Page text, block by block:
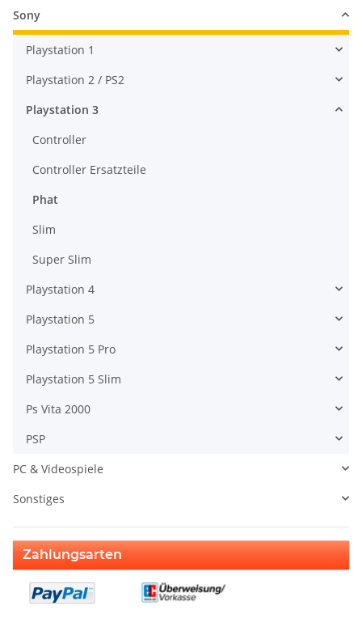
Sony
Playstation 1
Playstation 2 / PS2
Playstation 3
Controller
Controller Ersatzteile
Phat
Slim
Super Slim
Playstation 4
Playstation 5
Playstation 5 Pro
Playstation 5 Slim
Ps Vita 2000
PSP
PC & Videospiele
Sonstiges
Zahlungsarten